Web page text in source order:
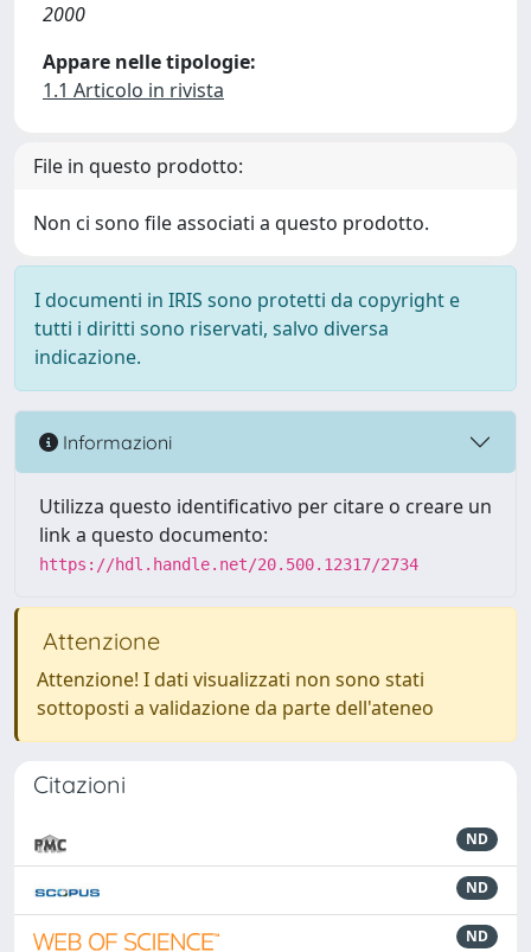
2000
Appare nelle tipologie:
1.1 Articolo in rivista
File in questo prodotto:
Non ci sono file associati a questo prodotto.
I documenti in IRIS sono protetti da copyright e
tutti i diritti sono riservati, salvo diversa
indicazione.
Informazioni
Utilizza questo identificativo per citare o creare un
link a questo documento:
https://hdl.handle.net/20.500.12317/2734
Attenzione
Attenzione! I dati visualizzati non sono stati
sottoposti a validazione da parte dell'ateneo
Citazioni
ND
ND
ND